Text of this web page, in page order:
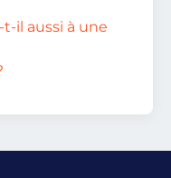
t-il aussi à une